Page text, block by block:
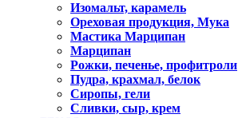
Изомальт, карамель
Ореховая продукция, Мука
Мастика Марципан
Марципан
Рожки, печенье, профитроли
Пудра, крахмал, белок
Сиропы, гели
Сливки, сыр, крем